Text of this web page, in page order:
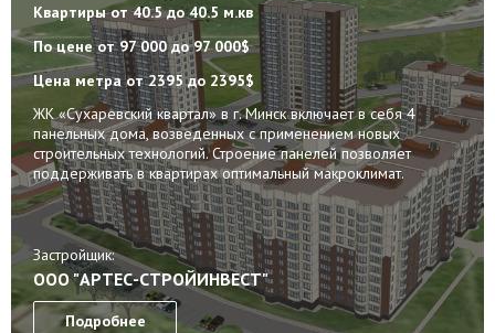
Квартирыот 40.5 до 40.5 м.кв
По ценеот 97 000 до 97 000$
Цена метраот 2395 до 2395$
ЖК «Сухаревский квартал» в г. Минск включает в себя 4
панельных дома, возведенных с применением новых
строительных технологий. Строение панелей позволяет
поддерживать в квартирах оптимальный макроклимат.
Застройщик:
ООО "АРТЕС-СТРОЙИНВЕСТ"
Подробнее